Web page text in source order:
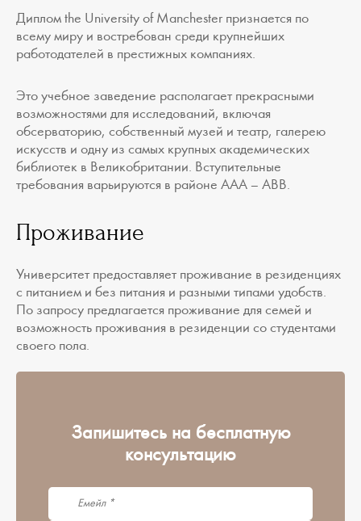
Диплом the University of Manchester признается по
всему миру и востребован среди крупнейших
работодателей в престижных компаниях.
Это учебное заведение располагает прекрасными
возможностями для исследований, включая
обсерваторию, собственный музей и театр, галерею
искусств и одну из самых крупных академических
библиотек в Великобритании. Вступительные
требования варьируются в районе ААА – АВВ.
Проживание
Университет предоставляет проживание в резиденциях
с питанием и без питания и разными типами удобств.
По запросу предлагается проживание для семей и
возможность проживания в резиденции со студентами
своего пола.
Запишитесь на бесплатную
консультацию